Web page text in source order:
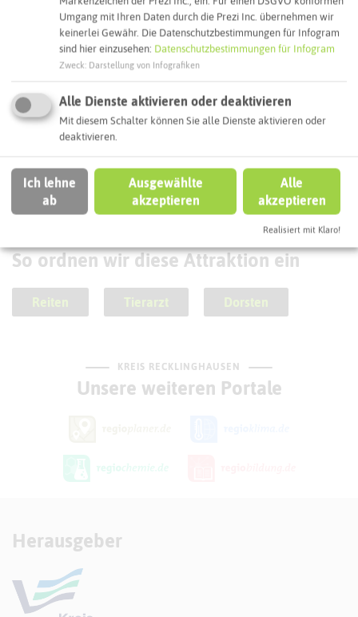
Stolperstein Selma Lebenstein
So ordnen wir diese Attraktion ein
Reiten Tierarzt Dorsten
KREIS RECKLINGHAUSEN
Unsere weiteren Portale
Herausgeber
Umgang mit Ihren Daten durch die Prezi Inc. übernehmen wir
keinerlei Gewähr. Die Datenschutzbestimmungen für Infogram
sind hier einzusehen: Datenschutzbestimmungen für Infogram
Zweck Darstellung von Infografiken
Alle Dienste aktivieren oder deaktivieren
Mit diesem Schalter können Sie alle Dienste aktivieren oder
deaktivieren.
Ich lehne
ab
Ausgewählte
akzeptieren
Alle
akzeptieren
Realisiert mit Klaro!